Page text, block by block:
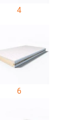
4
6